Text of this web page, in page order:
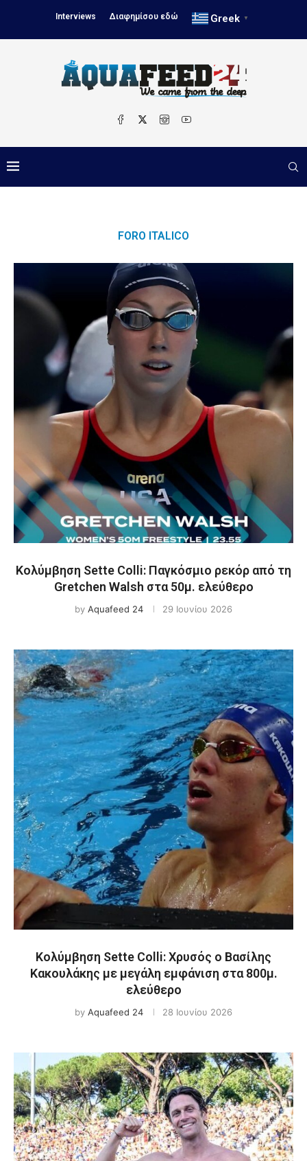
Interviews Διαφημίσου εδώ Greek ▼
FORO ITALICO
Κολύμβηση Sette Colli: Παγκόσμιο ρεκόρ από τη
Gretchen Walsh στα 50μ. ελεύθερο
by Aquafeed 24 29 Ιουνίου 2026
Κολύμβηση Sette Colli: Χρυσός ο Βασίλης
Κακουλάκης με μεγάλη εμφάνιση στα 800μ.
ελεύθερο
by Aquafeed 24 28 Ιουνίου 2026